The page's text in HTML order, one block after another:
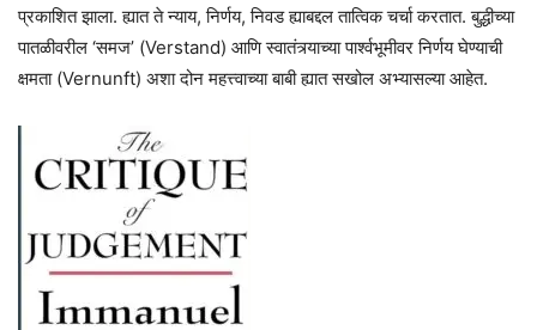
प्रकाशित झाला. ह्यात ते न्याय, निर्णय, निवड ह्याबद्दल तात्विक चर्चा करतात. बुद्धीच्या
पातळीवरील ‘समज’ (Verstand) आणि स्वातंत्र्याच्या पार्श्वभूमीवर निर्णय घेण्याची
क्षमता (Vernunft) अशा दोन महत्त्वाच्या बाबी ह्यात सखोल अभ्यासल्या आहेत.